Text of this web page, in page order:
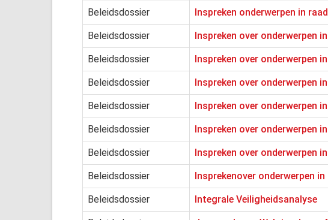
Beleidsdossier Inspreken onderwerpen in
Beleidsdossier Inspreken over onderwerpen
Beleidsdossier Inspreken over onderwerpen
Beleidsdossier Inspreken over onderwerpen
Beleidsdossier Inspreken over onderwerpen
Beleidsdossier Inspreken over onderwerpen
Beleidsdossier Inspreken over onderwerpen
Beleidsdossier Insprekenover onderwerpen
Beleidsdossier Integrale Veiligheidsanalyse